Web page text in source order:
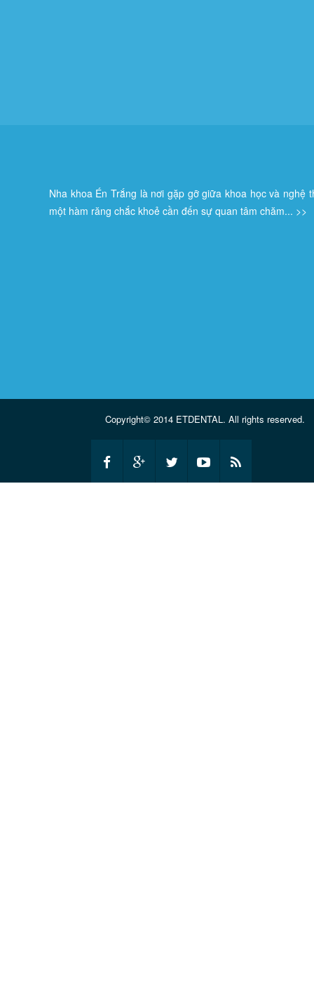
Nha khoa Én Trắng là nơi gặp gỡ giữa khoa học và
một hàm răng chắc khoẻ cần đến sự quan tâm chăm... >>
Copyright© 2014 ETDENTAL. All rights reserved.